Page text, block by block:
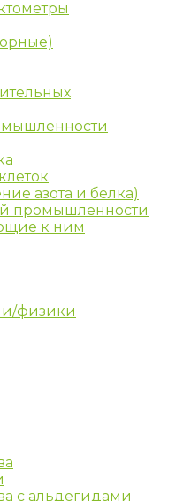
азота и белка)
промышленности
к ним
физики
с альдегидами